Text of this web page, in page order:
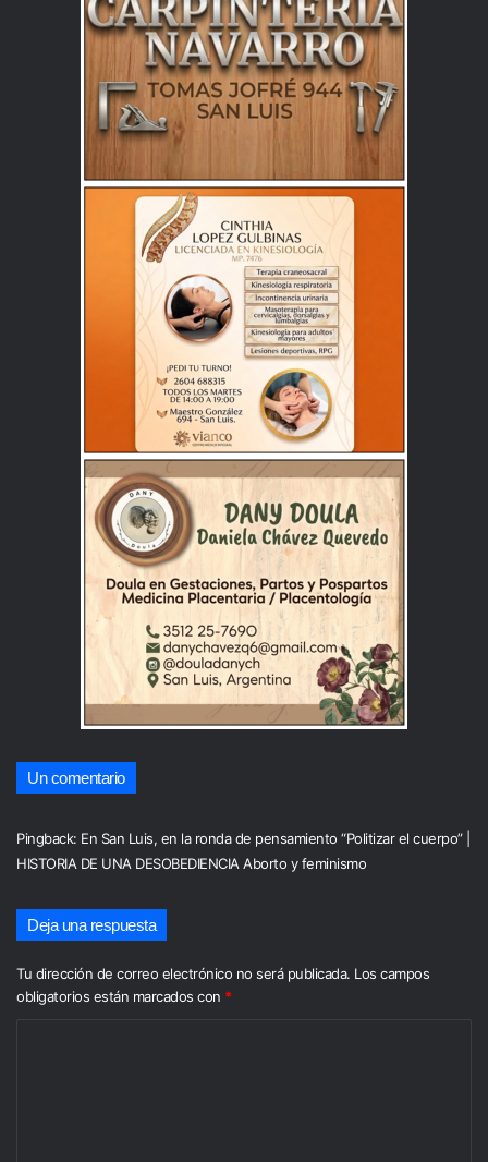
Un comentario
Pingback: En San Luis, en la ronda de pensamiento “Politizar el cuerpo” |
HISTORIA DE UNA DESOBEDIENCIA Aborto y feminismo
Deja una respuesta
Tu dirección de correo electrónico no será publicada. Los campos
obligatorios están marcados con *